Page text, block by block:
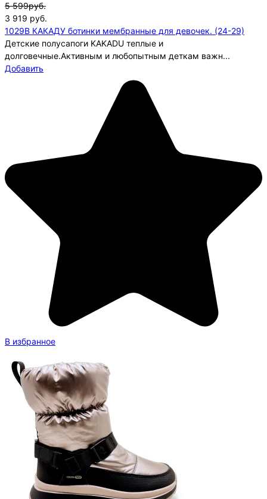
5 599руб.
3 919 руб.
1029B КАКАДУ ботинки мембранные для девочек. (24-29)
Детские полусапоги KAKADU теплые и
долговечные.Активным и любопытным деткам важн...
Добавить
В избранное